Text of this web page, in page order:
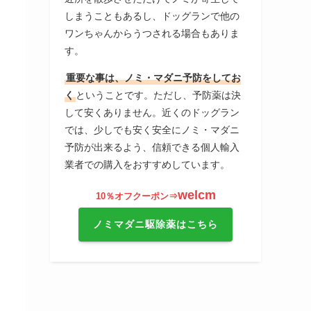
しまうこともあるし、ドッグランで他の
ワンちゃんからうつされる場合もありま
す。
重要な事は、ノミ・マダニ予防をしてお
く ということです。ただし、予防薬は決
して安くありません。近くのドッグラン
では、少しでも安く安全にノミ・マダニ
予防が出来るよう、信頼できる個人輸入
業者での購入をおすすめしています。
10％オフクーポン⇒welcm
ノミマダニ駆除薬はこちら